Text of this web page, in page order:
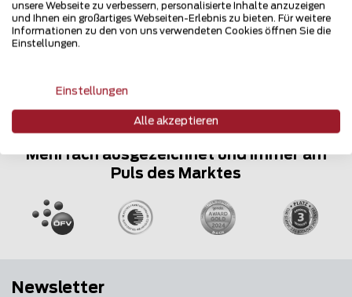
Mehrfach ausgezeichnet und immer am
Puls des Marktes
Newsletter
unsere Webseite zu verbessern, personalisierte Inhalte anzuzeigen
und Ihnen ein großartiges Webseiten-Erlebnis zu bieten. Für weitere
Informationen zu den von uns verwendeten Cookies öffnen Sie die
Einstellungen.
Einstellungen
Alle akzeptieren